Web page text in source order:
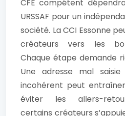
CFE compétent
URSSAF pour un
société. La CCI Essonne
créateurs vers les
Chaque étape demande
Une adresse mal
incohérent peut
éviter les allers-
certains créateurs